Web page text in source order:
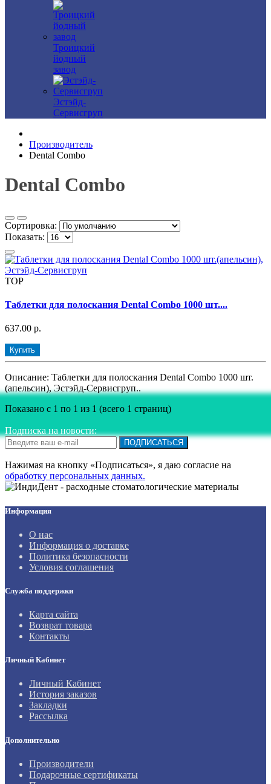
Троицкий
йодный
завод
Эстэйд-
Сервисгруп
Производитель
Dental Combo
Dental Combo
Сортировка:
Показать:
TOP
Таблетки для полоскания Dental Combo 1000 шт....
637.00 р.
Купить
Описание: Таблетки для полоскания Dental Combo 1000 шт.
(апельсин), Эстэйд-Сервисгруп..
Показано с 1 по 1 из 1 (всего 1 страниц)
Подписка на новости:
ПОДПИСАТЬСЯ
Нажимая на кнопку «Подписаться», я даю cогласие на
обработку персональных данных.
Информация
О нас
Информация о доставке
Политика безопасности
Условия соглашения
Служба поддержки
Карта сайта
Возврат товара
Контакты
Личный Кабинет
Личный Кабинет
История заказов
Закладки
Рассылка
Дополнительно
Производители
Подарочные сертификаты